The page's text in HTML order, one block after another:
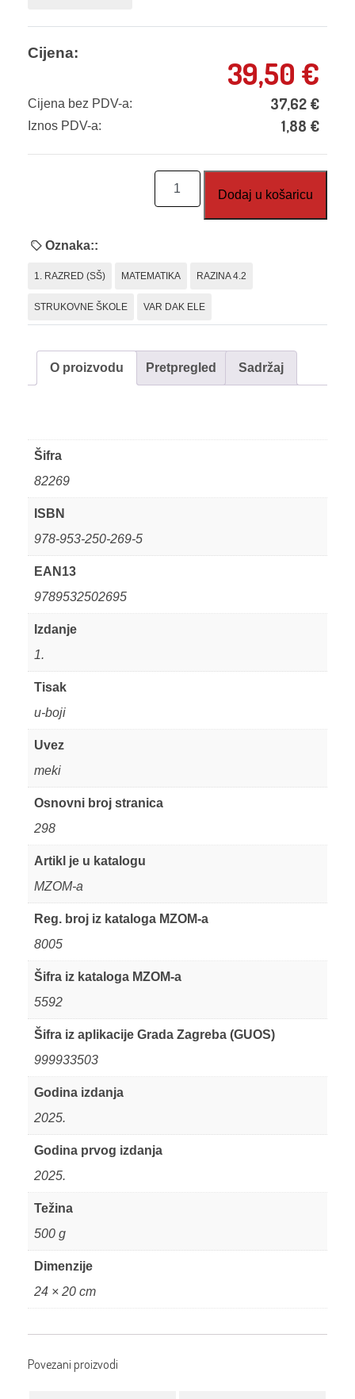
Cijena:
39,50 €
Cijena bez PDV-a: 37,62 €
Iznos PDV-a: 1,88 €
za
č.st.š.
(2025)
Dodaj u košaricu
Oznaka::
1. RAZRED (SŠ) MATEMATIKA RAZINA 4.2
STRUKOVNE ŠKOLE VAR DAK ELE
O proizvodu Pretpregled Sadržaj
Šifra
82269
ISBN
978-953-250-269-5
EAN13
9789532502695
Izdanje
1.
Tisak
u-boji
Uvez
meki
Osnovni broj stranica
298
Artikl je u katalogu
MZOM-a
Reg. broj iz kataloga MZOM-a
8005
Šifra iz kataloga MZOM-a
5592
Šifra iz aplikacije Grada Zagreba (GUOS)
999933503
Godina izdanja
2025.
Godina prvog izdanja
2025.
Težina
500 g
Dimenzije
24 × 20 cm
Povezani proizvodi